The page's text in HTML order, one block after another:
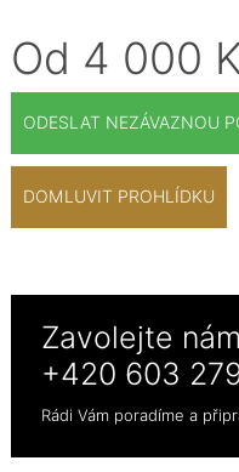
Od 4 000
ODESLAT NEZÁVAZNOU
DOMLUVIT PROHLÍDKU
Zavolejte
+420 603
Rádi Vám poradíme a